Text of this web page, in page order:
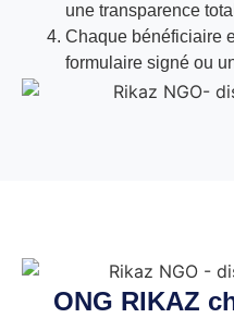
une transparence
Chaque bénéficiaire
formulaire signé ou
ONG RIKAZ